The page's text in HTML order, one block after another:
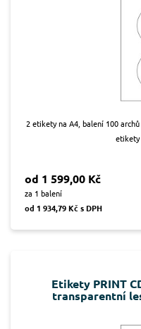
2 etikety na A4, balení 100
etikety
od 1 599,00 Kč
za 1 balení
od 1 934,79 Kč s DPH
Etikety PRINT
transparentní